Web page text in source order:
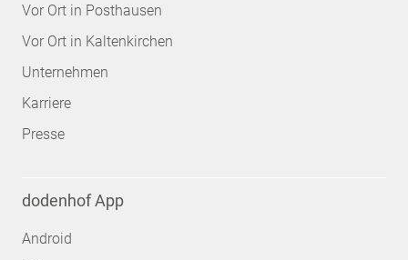
Vor Ort in Posthausen
Vor Ort in Kaltenkirchen
Unternehmen
Karriere
Presse
dodenhof App
Android